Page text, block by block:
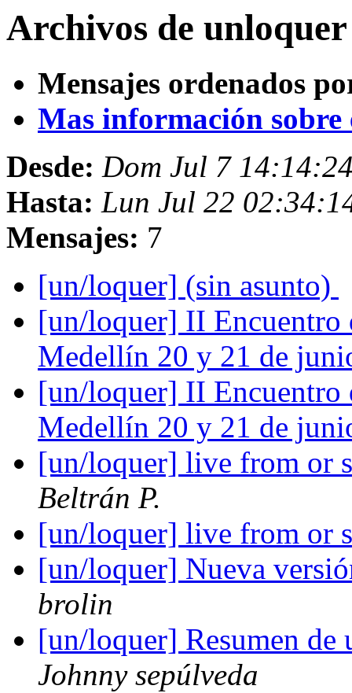
Archivos de
Mensajes ordenados
Mas información sobre
Desde: Dom Jul 7
Hasta: Lun Jul 22
Mensajes: 7
[un/loquer] (sin asunto)
[un/loquer] II Encuentro
Medellín 20 y 21 de
[un/loquer] II Encuentro
Medellín 20 y 21 de
[un/loquer] live from or
Beltrán P.
[un/loquer] live from or
[un/loquer] Nueva
brolin
[un/loquer] Resumen
Johnny sepúlveda